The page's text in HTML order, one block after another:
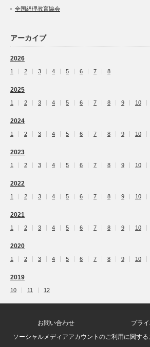
全国経理教育協会
アーカイブ
2026
1 2 3 4 5 6 7 8
2025
1 2 3 4 5 6 7 8 9 10
2024
1 2 3 4 5 6 7 8 9 10
2023
1 2 3 4 5 6 7 8 9 10
2022
1 2 3 4 5 6 7 8 9 10
2021
1 2 3 4 5 6 7 8 9 10
2020
1 2 3 4 5 6 7 8 9 10
2019
10 11 12
お問い合わせ
プラ
ソーシャルメディアアカウントのご利用に関す